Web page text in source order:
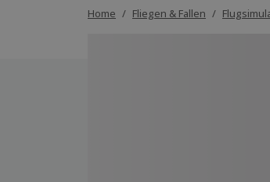
Home / Fliegen & Fallen /